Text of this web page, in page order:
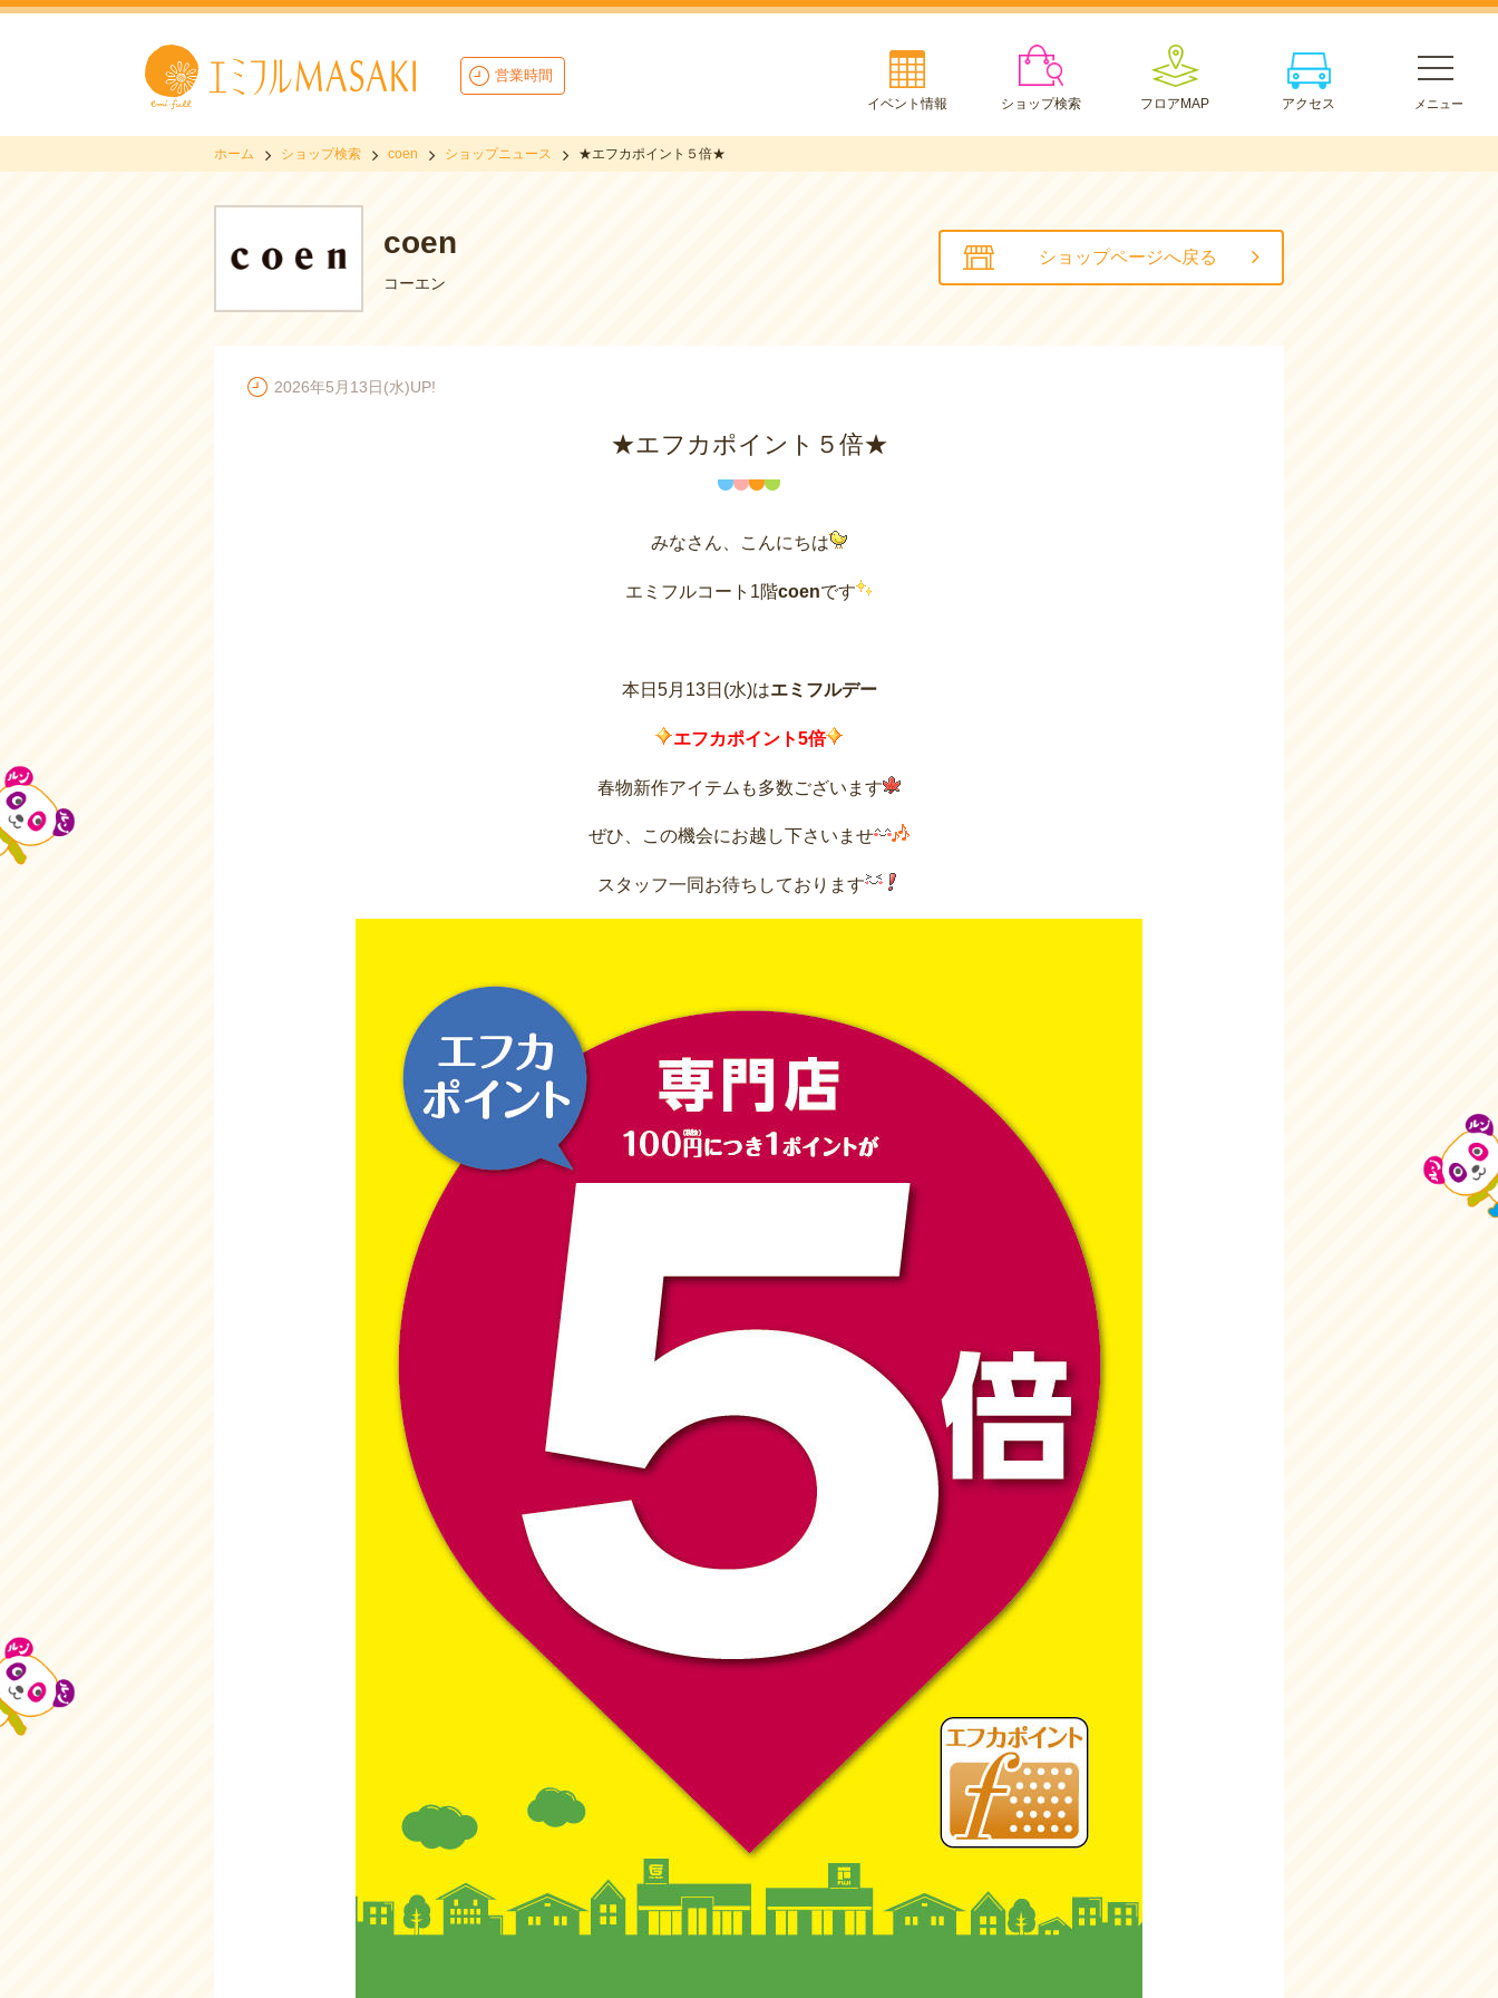
営業時間
イベント情報 ショップ検索 フロアMAP アクセス
ホーム ショップ検索 coen ショップニュース ★エフカポイント５倍★
coen
コーエン
ショップページへ戻る
2026年5月13日(水)UP!
★エフカポイント５倍★
みなさん、こんにちは
エミフルコート1階coenです
本日5月13日(水)はエミフルデー
エフカポイント5倍
春物新作アイテムも多数ございます
ぜひ、この機会にお越し下さいませ
スタッフ一同お待ちしております